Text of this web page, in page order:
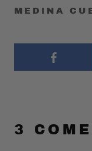
MEDINA
3